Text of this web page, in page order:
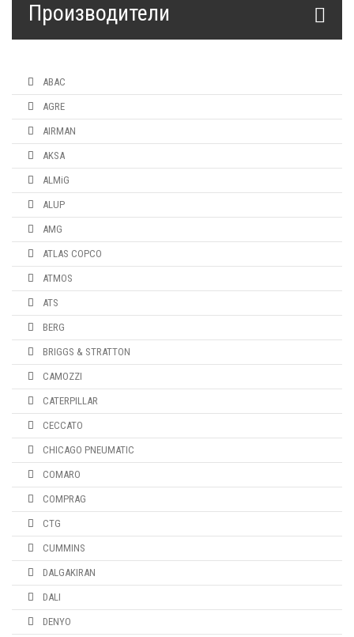
Производители
ABAC
AGRE
AIRMAN
AKSA
ALMiG
ALUP
AMG
ATLAS COPCO
ATMOS
ATS
BERG
BRIGGS & STRATTON
CAMOZZI
CATERPILLAR
CECCATO
CHICAGO PNEUMATIC
COMARO
COMPRAG
CTG
CUMMINS
DALGAKIRAN
DALI
DENYO